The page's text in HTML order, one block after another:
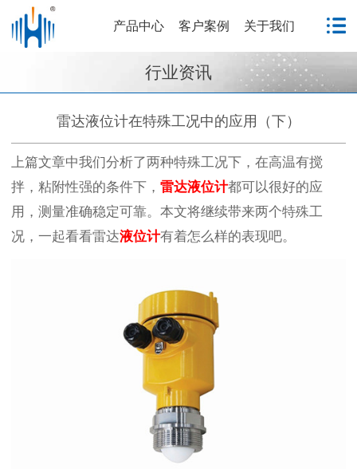
产品中心 客户案例 关于我们
行业资讯
雷达液位计在特殊工况中的应用（下）
上篇文章中我们分析了两种特殊工况下，在高温有搅
拌，粘附性强的条件下， 雷达液位计都可以很好的应
用，测量准确稳定可靠。本文将继续带来两个特殊工
况，一起看看雷达液位计有着怎么样的表现吧。